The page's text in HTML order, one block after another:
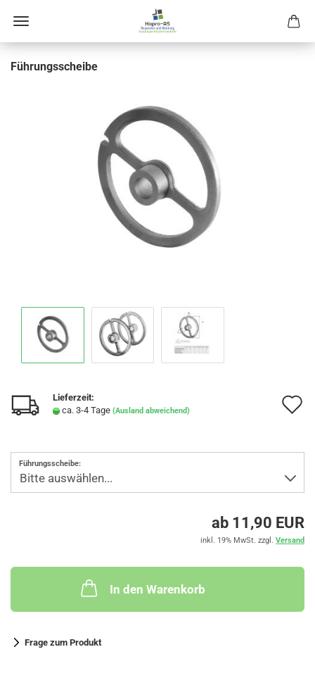
Füh­rungs­schei­be
Lieferzeit:
ca. 3-4 Tage (Ausland abweichend)
Führungsscheibe:
ab 11,90 EUR
inkl. 19% MwSt. zzgl. Versand
In den Warenkorb
Frage zum Produkt